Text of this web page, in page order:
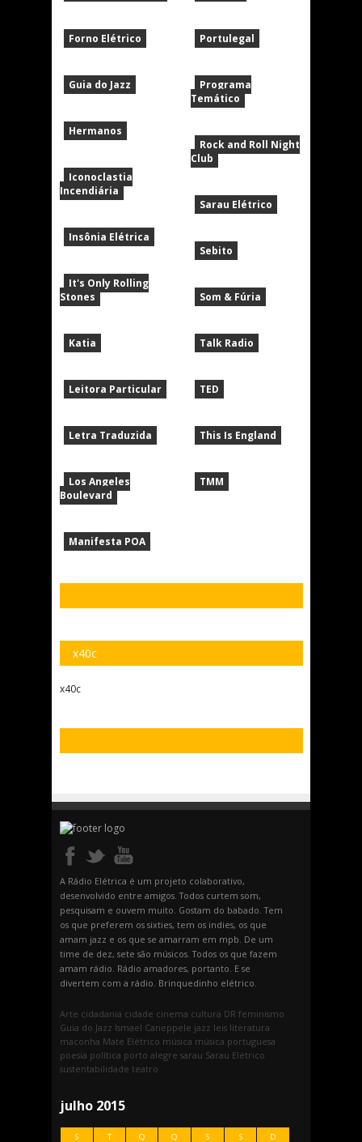
Forno Elétrico
Guia do Jazz
Hermanos
Iconoclastia
Incendiária
Insônia Elétrica
It's Only Rolling
Stones
Katia
Leitora Particular
Letra Traduzida
Los Angeles
Boulevard
Manifesta POA
Portulegal
Programa
Temático
Rock and Roll Night
Club
Sarau Elétrico
Sebito
Som & Fúria
Talk Radio
TED
This Is England
TMM
x40c
x40c
A Rádio Elétrica é um projeto colaborativo,
desenvolvido entre amigos. Todos curtem som,
pesquisam e ouvem muito. Gostam do babado. Tem
os que preferem os sixties, tem os indies, os que
amam jazz e os que se amarram em mpb. De um
time de dez, sete são músicos. Todos os que fazem
amam rádio. Rádio amadores, portanto. E se
divertem com a rádio. Brinquedinho elétrico.
Arte cidadania cidade cinema cultura DR feminismo
Guia do Jazz Ismael Caneppele jazz leis literatura
maconha Mate Elétrico música música portuguesa
poesia política porto alegre sarau Sarau Elétrico
sustentabilidade teatro
julho 2015
S T Q Q S S D